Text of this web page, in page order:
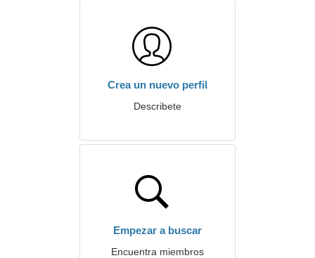
Crea un nuevo perfil
Describete
Empezar a buscar
Encuentra miembros